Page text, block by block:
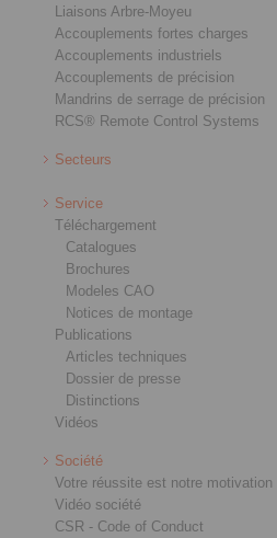
Liaisons Arbre-Moyeu
Accouplements fortes charges
Accouplements industriels
Accouplements de précision
Mandrins de serrage de précision
RCS® Remote Control Systems
Secteurs
Service
Téléchargement
Catalogues
Brochures
Modeles CAO
Notices de montage
Publications
Articles techniques
Dossier de presse
Distinctions
Vidéos
Société
Votre réussite est notre motivation
Vidéo société
CSR - Code of Conduct